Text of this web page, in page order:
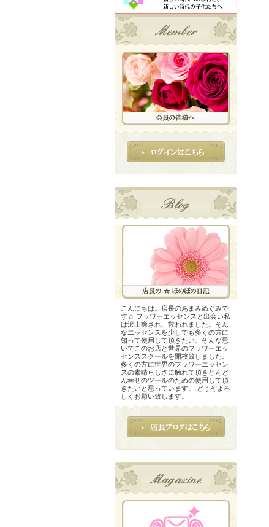
こんにちは。店長のあまみめぐみで
す☆ フラワーエッセンスと出会い私
は沢山癒され、救われました。そん
なエッセンスを少しでも多くの方に
知って使用して頂きたい、そんな思
いでこのお店と世界のフラワーエッ
センススクールを開校致しました。
多くの方に世界のフラワーエッセン
スの素晴らしさに触れて頂きどんど
ん幸せのツールのための使用して頂
きたいと思っています。 どうぞよろ
しくお願い致します。